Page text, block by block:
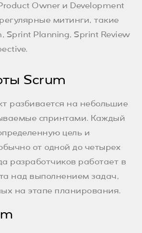
Owner и Development
митинги, такие
Sprint Planning, Sprint Review
Scrum
разбивается на небольшие
спринтами. Каждый
цель и
от одной до четырех
разработчиков работает в
над выполнением задач,
на этапе планирования.